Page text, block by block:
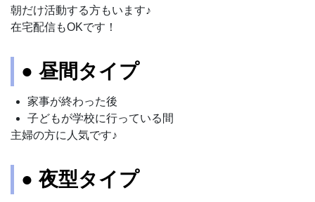
朝だけ活動する方もいます♪
在宅配信もOKです！
● 昼間タイプ
家事が終わった後
子どもが学校に行っている間
主婦の方に人気です♪
● 夜型タイプ